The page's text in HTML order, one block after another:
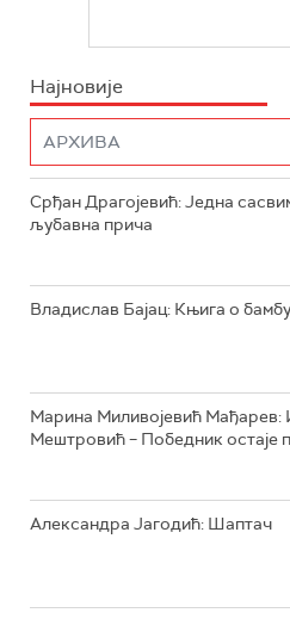
Најновије
Срђан Драгојевић: Једна
љубавна прича
Владислав Бајац: Књига о
Марина Миливојевић Мађарев:
Мештровић – Победник остаје
Александра Јагодић: Шаптач